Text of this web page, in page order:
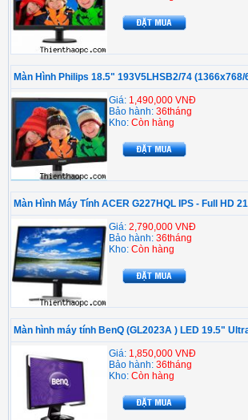
Màn Hình Philips 18.5" 193V5LHSB2/74
Giá: 1,490,000 VNĐ
Bảo hành: 36tháng
Kho: Còn hàng
Màn Hình Máy Tính ACER G227HQL IPS - Full HD
Giá: 2,790,000 VNĐ
Bảo hành: 36tháng
Kho: Còn hàng
Màn hình máy tính BenQ (GL2023A ) LED 19.5"
Giá: 1,850,000 VNĐ
Bảo hành: 36tháng
Kho: Còn hàng